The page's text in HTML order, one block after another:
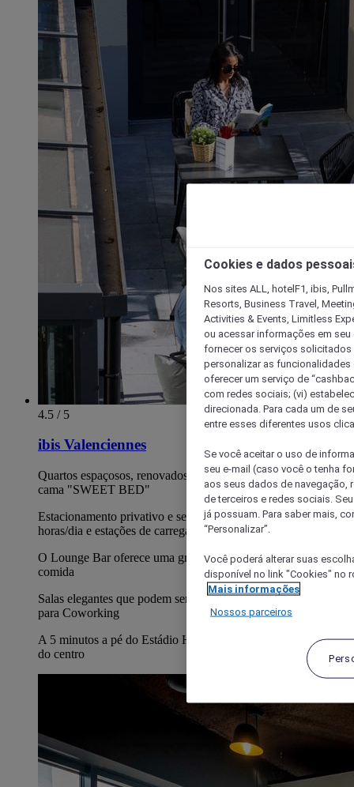
4.5 / 5
ibis Valenciennes
Quartos espaçosos, renovados e com a confortável roupa de
cama "SWEET BED"
Estacionamento privativo e seguro (pago), acessível 24
horas/dia e estações de carregamento
O Lounge Bar oferece uma grande variedade de bebidas e
comida
Salas elegantes que podem ser alugadas para reuniões. Ideais
para Coworking
A 5 minutos a pé do Estádio Hainaut e a menos de 10 minutos
do centro
Cookies e dados
Nos sites ALL, hotelF1, ibis,
Resorts, Business Travel,
Activities & Events, Limitless
ou acessar informações em
fornecer os serviços solicitados
personalizar as
oferecer um serviço de
com redes sociais; (vi)
direcionada. Para cada um de
entre esses diferentes usos
Se você aceitar o uso de
seu e-mail (caso você o tenha
aos seus dados de navegação,
de terceiros e redes sociais.
já possuam. Para saber mais,
“Personalizar”.
Você poderá alterar suas
disponível no link "Cookies" no
Mais informações
Nossos parceiros